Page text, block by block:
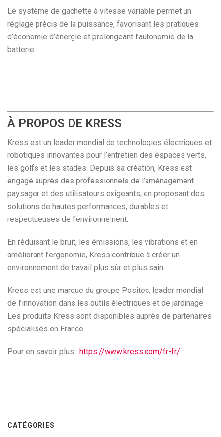
Le système de gachette à vitesse variable permet un
réglage précis de la puissance, favorisant les pratiques
d’économie d’énergie et prolongeant l’autonomie de la
batterie.
À PROPOS DE KRESS
Kress est un leader mondial de technologies électriques et
robotiques innovantes pour l’entretien des espaces verts,
les golfs et les stades. Depuis sa création, Kress est
engagé auprès des professionnels de l’aménagement
paysager et des utilisateurs exigeants, en proposant des
solutions de hautes performances, durables et
respectueuses de l’environnement.
En réduisant le bruit, les émissions, les vibrations et en
améliorant l’ergonomie, Kress contribue à créer un
environnement de travail plus sûr et plus sain.
Kress est une marque du groupe Positec, leader mondial
de l’innovation dans les outils électriques et de jardinage.
Les produits Kress sont disponibles auprès de partenaires
spécialisés en France.
Pour en savoir plus : https://www.kress.com/fr-fr/
CATÉGORIES